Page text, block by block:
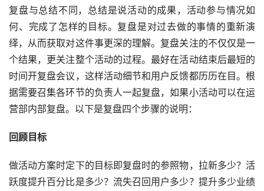
复盘与总结不同，总结是说活动的成果，活动参与情况如
何、完成了怎样的目标。复盘是对过去做的事情的重新演
绎，从而获取对这件事更深的理解。复盘关注的不仅仅是一
个结果，更关注整个活动的过程。最好在活动结束后最短的
时间开复盘会议，这样活动细节和用户反馈都历历在目。根
据需要召集各环节的负责人一起复盘，如果小活动可以在运
营部内部复盘。以下是复盘四个步骤的说明：
回顾目标
做活动方案时定下的目标即复盘时的参照物，拉新多少？活
跃度提升百分比是多少？流失召回用户多少？提升多少业绩